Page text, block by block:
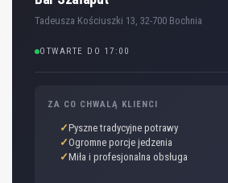
Tadeusza Kościuszki 13, 32-700 Bochnia
OTWARTE DO 17:00
ZA CO CHWALĄ KLIENCI
Pyszne tradycyjne potrawy
Ogromne porcje jedzenia
Miła i profesjonalna obsługa